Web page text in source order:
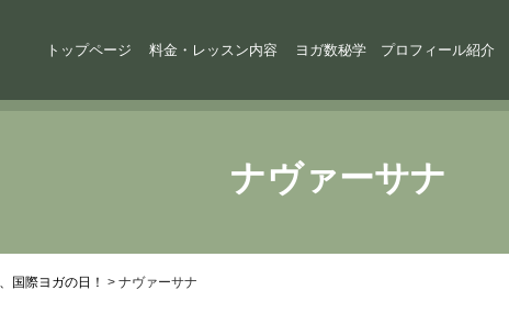
トップページ 料金・レッスン内容 ヨガ数秘学 プロフィール紹介
ナヴァーサナ
国際ヨガの日！ > ナヴァーサナ